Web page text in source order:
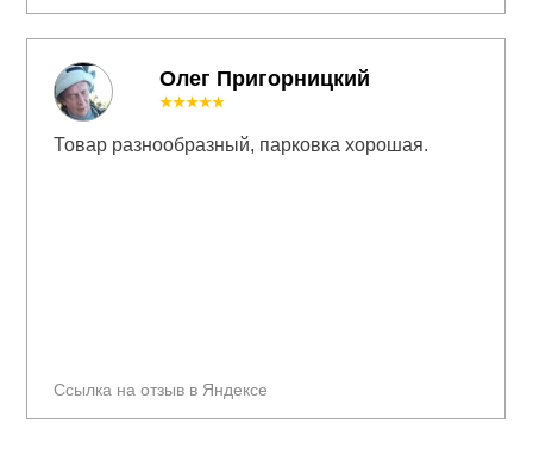
Олег Пригорницкий
Ссылка на отзыв в Яндексе
★★★★★
Товар разнообразный, парковка хорошая.